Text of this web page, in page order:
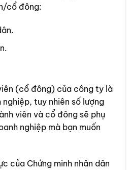
cổ đông:
(cổ đông) của công ty là
tuy nhiên số lượng
viên và cổ đông sẽ phụ
nghiệp mà bạn muốn
của Chứng minh nhân dân